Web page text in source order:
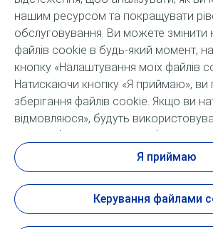
Послуги
ELF в Україні та світі
Підібрати оливу ELF
Офіційне повідомлення
нашим ресурсом та покращувати
обслуговування. Ви можете змінити
файлів cookie в будь-який момент,
кнопку «Налаштування моїх файлів
Натискаючи кнопку «Я приймаю», ви
зберігання файлів cookie. Якщо ви
відмовляюся», будуть
технічні файли cookie, необхідні для
функціонування сайту. Додаткову
отримати на сторінці «Статут
засобів відстеження».
Доступ до статуту персональних
Я приймаю
Керування файлами